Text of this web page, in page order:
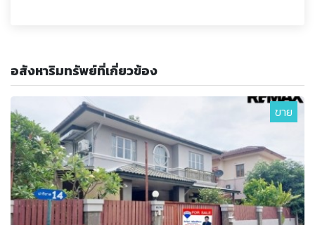
อสังหาริมทรัพย์ที่เกี่ยวข้อง
ขาย